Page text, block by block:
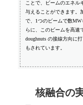
ことで、ビームのエネル
与えることができます。
で、1つのビームで数
らに、このビームを高速
doughnuts の接線方向に
もされています。
核融合の